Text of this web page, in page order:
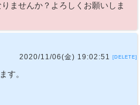
ませんか？よろしくお願いしま
2020/11/06(金) 19:02:51 [DELETE]
す。